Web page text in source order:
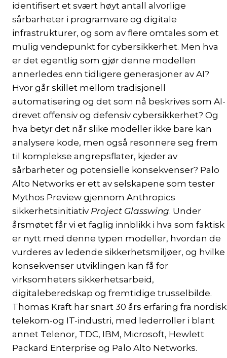
identifisert et svært høyt antall alvorlige
sårbarheter i programvare og digitale
infrastrukturer, og som av flere omtales som et
mulig vendepunkt for cybersikkerhet. Men hva
er det egentlig som gjør denne modellen
annerledes enn tidligere generasjoner av AI?
Hvor går skillet mellom tradisjonell
automatisering og det som nå beskrives som AI-
drevet offensiv og defensiv cybersikkerhet? Og
hva betyr det når slike modeller ikke bare kan
analysere kode, men også resonnere seg frem
til komplekse angrepsflater, kjeder av
sårbarheter og potensielle konsekvenser? Palo
Alto Networks er ett av selskapene som tester
Mythos Preview gjennom Anthropics
sikkerhetsinitiativ Project Glasswing. Under
årsmøtet får vi et faglig innblikk i hva som faktisk
er nytt med denne typen modeller, hvordan de
vurderes av ledende sikkerhetsmiljøer, og hvilke
konsekvenser utviklingen kan få for
virksomheters sikkerhetsarbeid,
digitaleberedskap og fremtidige trusselbilde.
Thomas Kraft har snart 30 års erfaring fra nordisk
telekom-og IT-industri, med lederroller i blant
annet Telenor, TDC, IBM, Microsoft, Hewlett
Packard Enterprise og Palo Alto Networks.